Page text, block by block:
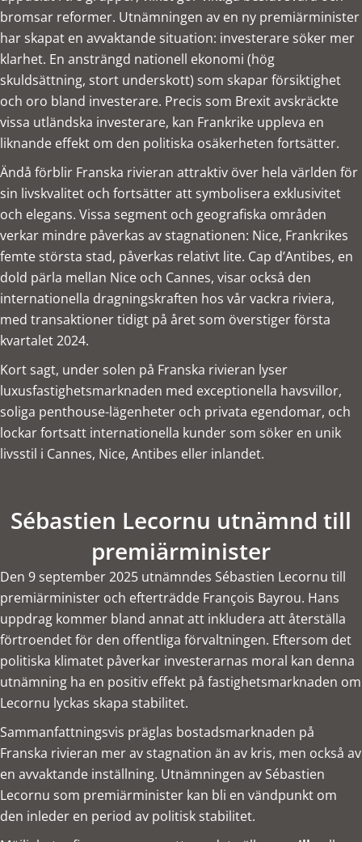
bromsar reformer. Utnämningen av en ny premiärminister
har skapat en avvaktande situation: investerare söker mer
klarhet. En ansträngd nationell ekonomi (hög
skuldsättning, stort underskott) som skapar försiktighet
och oro bland investerare. Precis som Brexit avskräckte
vissa utländska investerare, kan Frankrike uppleva en
liknande effekt om den politiska osäkerheten fortsätter.
Ändå förblir Franska rivieran attraktiv över hela världen för
sin livskvalitet och fortsätter att symbolisera exklusivitet
och elegans. Vissa segment och geografiska områden
verkar mindre påverkas av stagnationen: Nice, Frankrikes
femte största stad, påverkas relativt lite. Cap d’Antibes, en
dold pärla mellan Nice och Cannes, visar också den
internationella dragningskraften hos vår vackra riviera,
med transaktioner tidigt på året som överstiger första
kvartalet 2024.
Kort sagt, under solen på Franska rivieran lyser
luxusfastighetsmarknaden med exceptionella havsvillor,
soliga penthouse-lägenheter och privata egendomar, och
lockar fortsatt internationella kunder som söker en unik
livsstil i Cannes, Nice, Antibes eller inlandet.
Sébastien Lecornu utnämnd till
premiärminister
Den 9 september 2025 utnämndes Sébastien Lecornu till
premiärminister och efterträdde François Bayrou. Hans
uppdrag kommer bland annat att inkludera att återställa
förtroendet för den offentliga förvaltningen. Eftersom det
politiska klimatet påverkar investerarnas moral kan denna
utnämning ha en positiv effekt på fastighetsmarknaden om
Lecornu lyckas skapa stabilitet.
Sammanfattningsvis präglas bostadsmarknaden på
Franska rivieran mer av stagnation än av kris, men också av
en avvaktande inställning. Utnämningen av Sébastien
Lecornu som premiärminister kan bli en vändpunkt om
den inleder en period av politisk stabilitet.